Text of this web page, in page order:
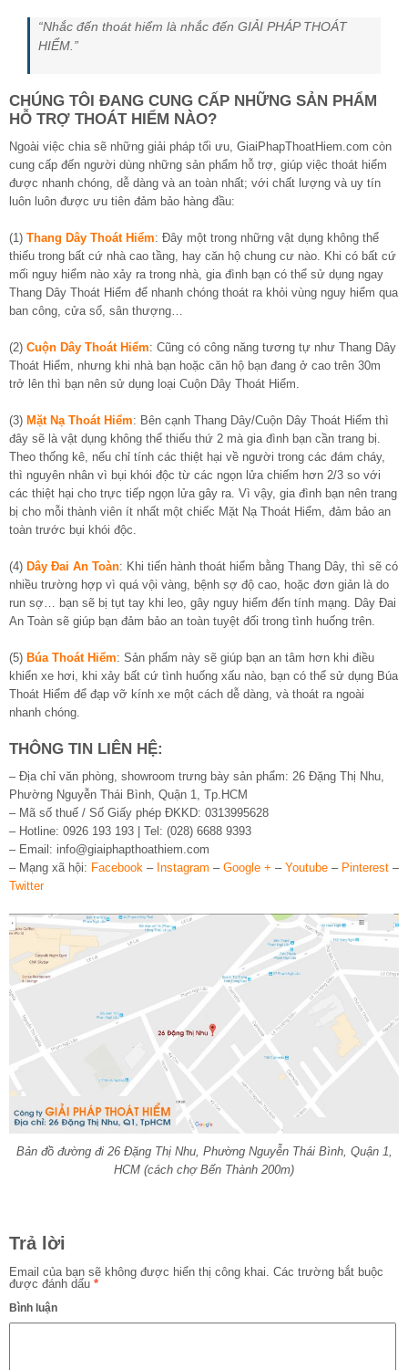
“Nhắc đến thoát hiểm là nhắc đến GIẢI PHÁP THOÁT
HIỂM.”
CHÚNG TÔI ĐANG CUNG CẤP NHỮNG SẢN PHẨM
HỖ TRỢ THOÁT HIỂM NÀO?
Ngoài việc chia sẽ những giải pháp tối ưu, GiaiPhapThoatHiem.com còn
cung cấp đến người dùng những sản phẩm hỗ trợ, giúp việc thoát hiểm
được nhanh chóng, dễ dàng và an toàn nhất; với chất lượng và uy tín
luôn luôn được ưu tiên đảm bảo hàng đầu:
(1) Thang Dây Thoát Hiểm: Đây một trong những vật dụng không thể
thiếu trong bất cứ nhà cao tầng, hay căn hộ chung cư nào. Khi có bất cứ
mối nguy hiểm nào xảy ra trong nhà, gia đình bạn có thể sử dụng ngay
Thang Dây Thoát Hiểm để nhanh chóng thoát ra khỏi vùng nguy hiểm qua
ban công, cửa sổ, sân thượng…
(2) Cuộn Dây Thoát Hiểm: Cũng có công năng tương tự như Thang Dây
Thoát Hiểm, nhưng khi nhà bạn hoặc căn hộ bạn đang ở cao trên 30m
trở lên thì bạn nên sử dụng loại Cuộn Dây Thoát Hiểm.
(3) Mặt Nạ Thoát Hiểm: Bên cạnh Thang Dây/Cuộn Dây Thoát Hiểm thì
đây sẽ là vật dụng không thể thiếu thứ 2 mà gia đình bạn cần trang bị.
Theo thống kê, nếu chỉ tính các thiệt hại về người trong các đám cháy,
thì nguyên nhân vì bụi khói độc từ các ngọn lửa chiếm hơn 2/3 so với
các thiệt hại cho trực tiếp ngọn lửa gây ra. Vì vậy, gia đình bạn nên trang
bị cho mỗi thành viên ít nhất một chiếc Mặt Nạ Thoát Hiểm, đảm bảo an
toàn trước bụi khói độc.
(4) Dây Đai An Toàn: Khi tiến hành thoát hiểm bằng Thang Dây, thì sẽ có
nhiều trường hợp vì quá vội vàng, bệnh sợ độ cao, hoặc đơn giản là do
run sợ… bạn sẽ bị tụt tay khi leo, gây nguy hiểm đến tính mạng. Dây Đai
An Toàn sẽ giúp bạn đảm bảo an toàn tuyệt đối trong tình huống trên.
(5) Búa Thoát Hiểm: Sản phẩm này sẽ giúp bạn an tâm hơn khi điều
khiển xe hơi, khi xảy bất cứ tình huống xấu nào, bạn có thể sử dụng Búa
Thoát Hiểm để đạp vỡ kính xe một cách dễ dàng, và thoát ra ngoài
nhanh chóng.
THÔNG TIN LIÊN HỆ:
– Địa chỉ văn phòng, showroom trưng bày sản phẩm: 26 Đặng Thị Nhu,
Phường Nguyễn Thái Bình, Quận 1, Tp.HCM
– Mã số thuế / Số Giấy phép ĐKKD: 0313995628
– Hotline: 0926 193 193 | Tel: (028) 6688 9393
– Email: info@giaiphapthoathiem.com
– Mạng xã hội: Facebook – Instagram – Google + – Youtube – Pinterest –
Twitter
Bản đồ đường đi 26 Đặng Thị Nhu, Phường Nguyễn Thái Bình, Quận 1,
HCM (cách chợ Bến Thành 200m)
Trả lời
Email của bạn sẽ không được hiển thị công khai. Các trường bắt buộc
được đánh dấu *
Bình luận